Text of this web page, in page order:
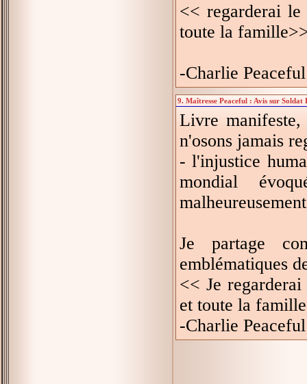
<< regarderai
toute la
-Charlie Peaceful
9. Maîtresse Peaceful : Avis sur Soldat
Livre
n'osons jamais
- l'injustice
mondial
Je partage
emblématiques
<< Je
et toute la
-Charlie Peaceful